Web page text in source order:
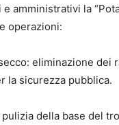
amministrativi la
operazioni:
eliminazione dei
la sicurezza pubblica.
della base del